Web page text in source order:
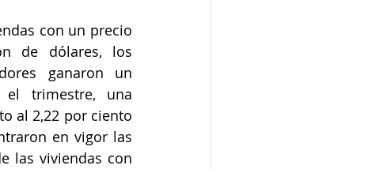
con un precio
de dólares, los
ganaron un
trimestre, una
al 2,22 por ciento
en vigor las
las viviendas con